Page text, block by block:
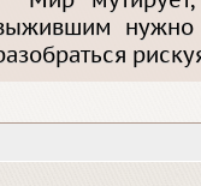
нужно